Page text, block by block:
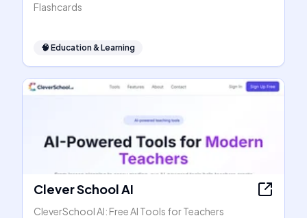
Flashcards
🧠 Education & Learning
Clever School AI
CleverSchool AI: Free AI Tools for Teachers